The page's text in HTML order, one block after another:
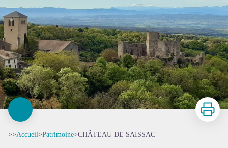
Imprimer
>>Accueil>Patrimoine>CHÂTEAU DE SAISSAC